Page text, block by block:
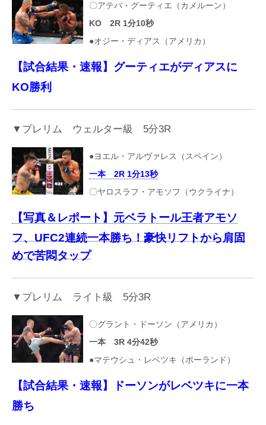
〇アテバ・グーティエ（カメルーン）
KO 2R 1分10秒
●オジー・ディアス（アメリカ）
【試合結果・速報】グーティエがディアスに
KO勝利
▼プレリム ウェルター級 5分3R
●ヨエル・アルヴァレス（スペイン）
一本 2R 1分13秒
〇ヤロスラフ・アモソフ（ウクライナ）
【写真＆レポート】元ベラトール王者アモソ
フ、UFC2連続一本勝ち！豪快リフトから肩固
めで苦悶タップ
▼プレリム ライト級 5分3R
〇グラント・ドーソン（アメリカ）
一本 3R 4分42秒
●マテウシュ・レベツキ（ポーランド）
【試合結果・速報】ドーソンがレベツキに一本
勝ち